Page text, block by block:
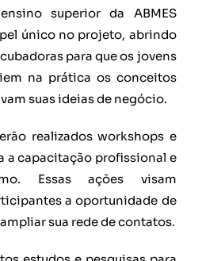
superior da ABMES
único no projeto, abrindo
para que os jovens
na prática os conceitos
suas ideias de negócio.
realizados workshops e
a capacitação profissional e
Essas ações visam
a oportunidade de
sua rede de contatos.